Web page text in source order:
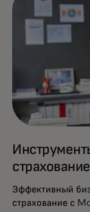
Эффективный
страхование с